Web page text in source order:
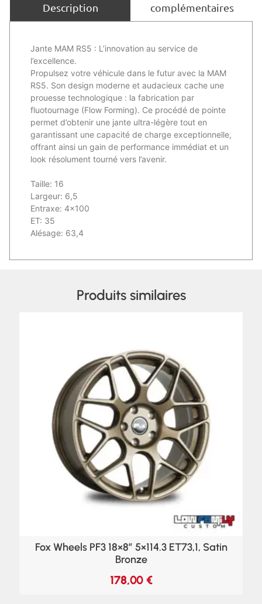
Description
complémentaires
Jante MAM RS5 : L’innovation au service de
l’excellence.
Propulsez votre véhicule dans le futur avec la MAM
RS5. Son design moderne et audacieux cache une
prouesse technologique : la fabrication par
fluotournage (Flow Forming). Ce procédé de pointe
permet d’obtenir une jante ultra-légère tout en
garantissant une capacité de charge exceptionnelle,
offrant ainsi un gain de performance immédiat et un
look résolument tourné vers l’avenir.
Taille: 16
Largeur: 6,5
Entraxe: 4×100
ET: 35
Alésage: 63,4
Produits similaires
Fox Wheels PF3 18×8″ 5×114.3 ET73,1, Satin
Bronze
178,00 €